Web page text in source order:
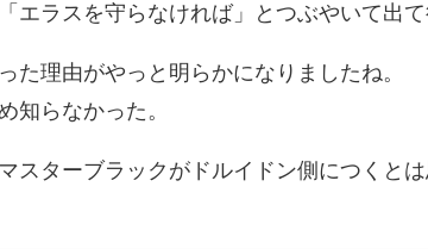
ラスを守らなければ」とつぶやいて出
た理由がやっと明らかになりましたね。
知らなかった。
マスターブラックがドルイドン側につく